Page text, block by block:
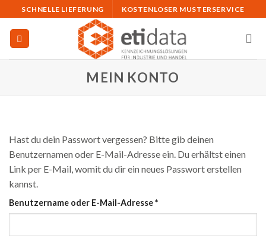
to
content
SCHNELLE LIEFERUNG KOSTENLOSER MUSTERSERVICE
MEIN KONTO
Hast du dein Passwort vergessen? Bitte gib deinen
Benutzernamen oder E-Mail-Adresse ein. Du erhältst einen
Link per E-Mail, womit du dir ein neues Passwort erstellen
kannst.
Benutzername oder E-Mail-Adresse*Erforderlich